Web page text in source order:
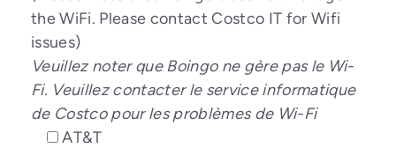
the WiFi. Please contact Costco IT for Wifi
issues)
Veuillez noter que Boingo ne gère pas le Wi-
Fi. Veuillez contacter le service informatique
de Costco pour les problèmes de Wi-Fi
AT&T